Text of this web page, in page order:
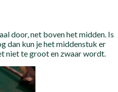
door, net boven het midden. Is
dan kun je het middenstuk er
niet te groot en zwaar wordt.